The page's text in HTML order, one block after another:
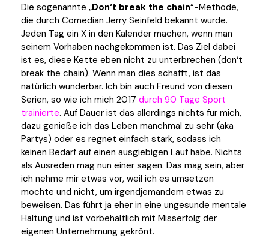
Die sogenannte „Don‘t break the chain“-Methode,
die durch Comedian Jerry Seinfeld bekannt wurde.
Jeden Tag ein X in den Kalender machen, wenn man
seinem Vorhaben nachgekommen ist. Das Ziel dabei
ist es, diese Kette eben nicht zu unterbrechen (don‘t
break the chain). Wenn man dies schafft, ist das
natürlich wunderbar. Ich bin auch Freund von diesen
Serien, so wie ich mich 2017 durch 90 Tage Sport
trainierte. Auf Dauer ist das allerdings nichts für mich,
dazu genieße ich das Leben manchmal zu sehr (aka
Partys) oder es regnet einfach stark, sodass ich
keinen Bedarf auf einen ausgiebigen Lauf habe. Nichts
als Ausreden mag nun einer sagen. Das mag sein, aber
ich nehme mir etwas vor, weil ich es umsetzen
möchte und nicht, um irgendjemandem etwas zu
beweisen. Das führt ja eher in eine ungesunde mentale
Haltung und ist vorbehaltlich mit Misserfolg der
eigenen Unternehmung gekrönt.